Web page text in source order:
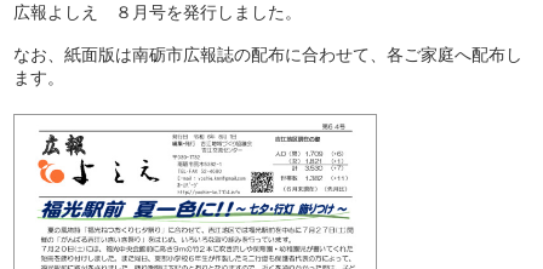
広報よしえ ８月号を発行しました。
なお、紙面版は南砺市広報誌の配布に合わせて、各ご家庭へ配布し
ます。